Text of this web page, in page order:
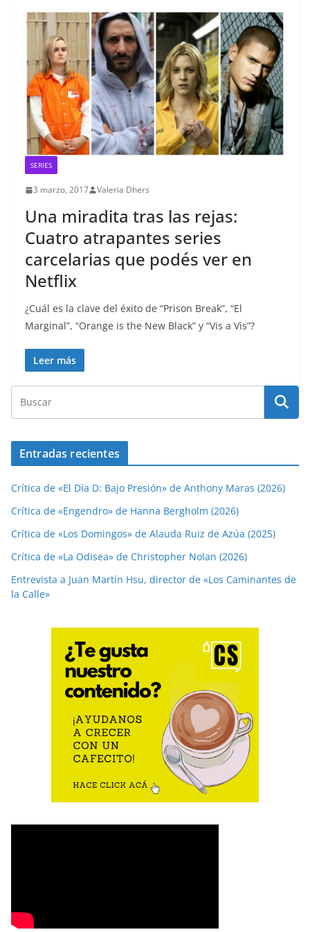
SERIES
3 marzo, 2017 Valeria Dhers
Una miradita tras las rejas:
Cuatro atrapantes series
carcelarias que podés ver en
Netflix
¿Cuál es la clave del éxito de “Prison Break”, “El
Marginal”, “Orange is the New Black” y “Vis a Vis”?
Leer más
Entradas recientes
Crítica de «El Día D: Bajo Presión» de Anthony Maras (2026)
Crítica de «Engendro» de Hanna Bergholm (2026)
Crítica de «Los Domingos» de Alauda Ruiz de Azúa (2025)
Crítica de «La Odisea» de Christopher Nolan (2026)
Entrevista a Juan Martín Hsu, director de «Los Caminantes de
la Calle»